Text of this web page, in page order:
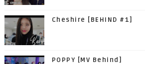
Cheshire [BEHIND #1]
POPPY [MV Behind]